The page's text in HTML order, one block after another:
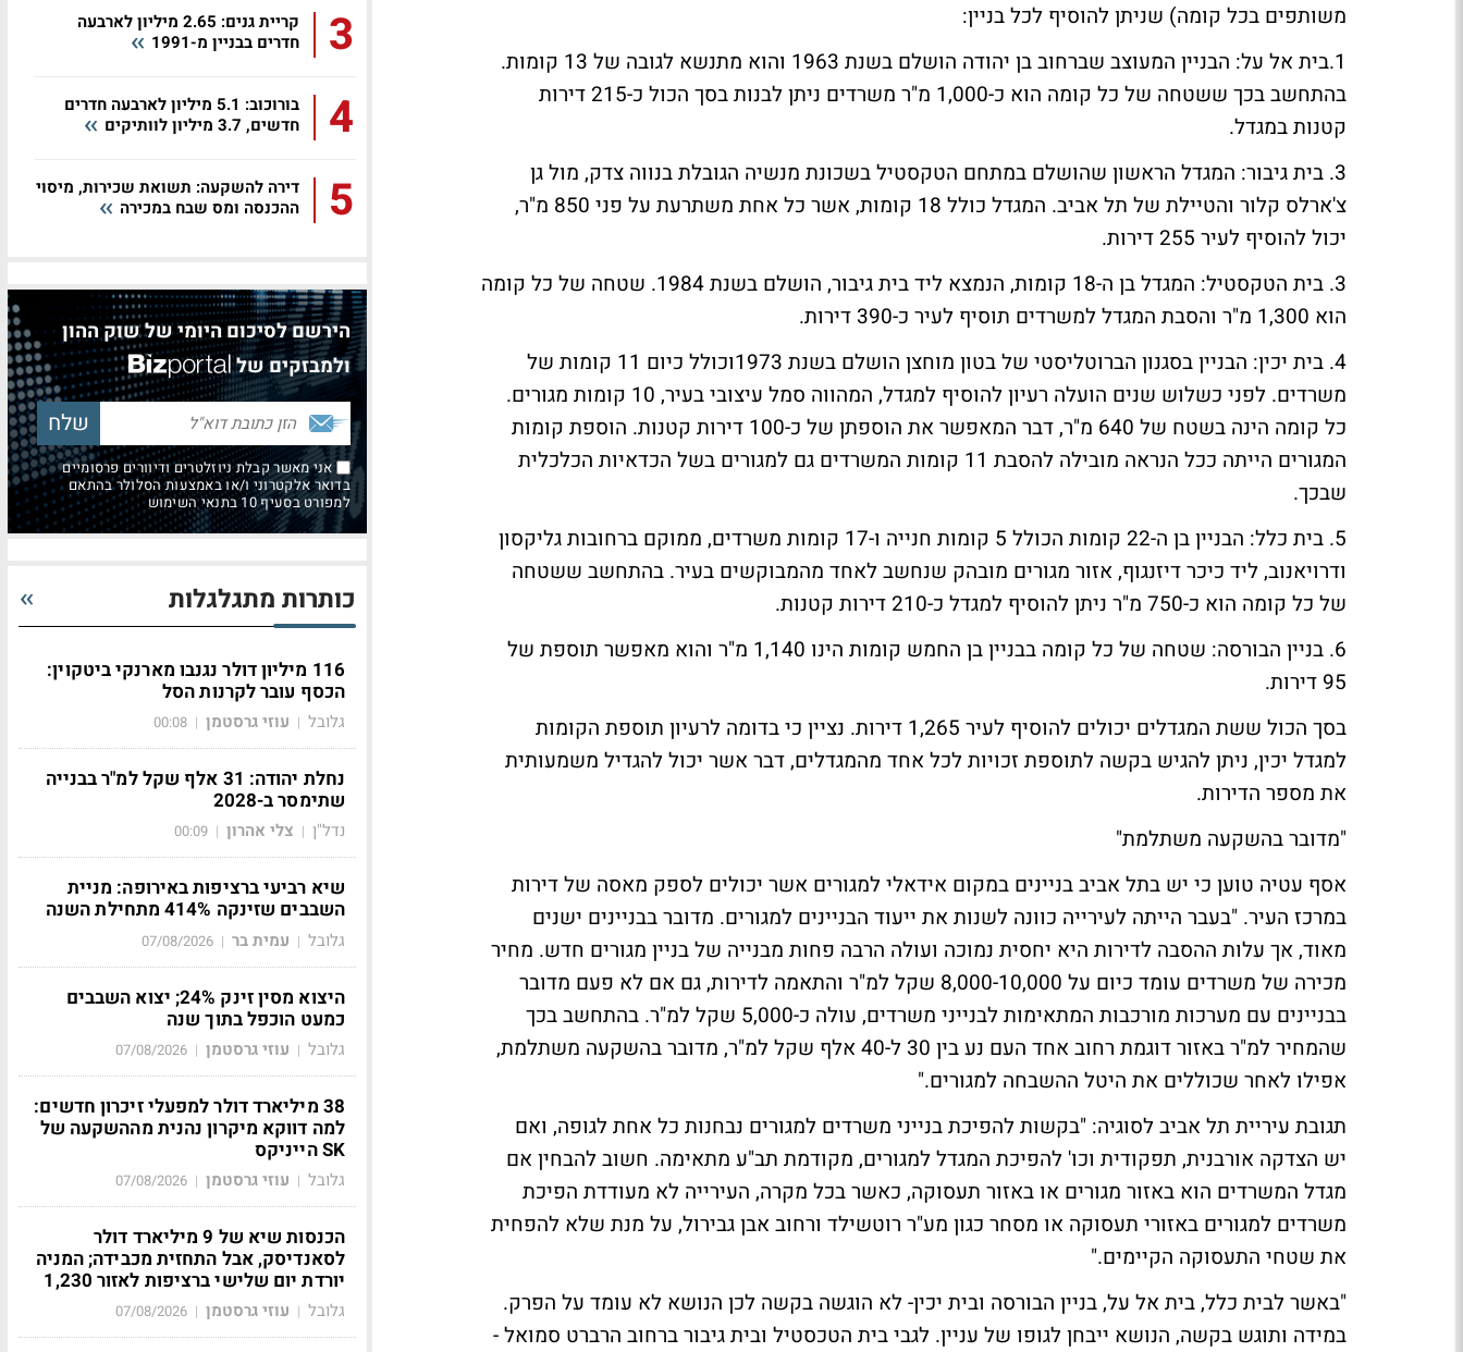
משותפים בכל קומה) שניתן להוסיף לכל בניין:
1. בית אל על
: הבניין המעוצב שברחוב בן יהודה הושלם בשנת 1963 והוא מתנשא לגובה של 13 קומות.
בהתחשב בכך ששטחה של כל קומה הוא כ-1,000 מ"ר משרדים ניתן לבנות בסך הכול כ-215 דירות
קטנות במגדל.
3. בית גיבור: המגדל הראשון שהושלם במתחם הטקסטיל בשכונת מנשיה הגובלת בנווה צדק, מול גן
צ'ארלס קלור והטיילת של תל אביב. המגדל כולל 18 קומות, אשר כל אחת משתרעת על פני 850 מ"ר,
יכול להוסיף לעיר 255 דירות.
3. בית הטקסטיל
: המגדל בן ה-18 קומות, הנמצא ליד בית גיבור, הושלם בשנת 1984. שטחה של כל קומה
הוא 1,300 מ"ר והסבת המגדל למשרדים תוסיף לעיר כ-390 דירות.
4. בית יכין
: הבניין בסגנון הברוטליסטי של בטון מוחצן הושלם בשנת 1973וכולל כיום 11 קומות של
משרדים. לפני כשלוש שנים הועלה רעיון להוסיף למגדל, המהווה סמל עיצובי בעיר, 10 קומות מגורים.
כל קומה הינה בשטח של 640 מ"ר, דבר המאפשר את הוספתן של כ-100 דירות קטנות. הוספת קומות
המגורים הייתה ככל הנראה מובילה להסבת 11 קומות המשרדים גם למגורים בשל הכדאיות הכלכלית
שבכך.
5. בית כלל
: הבניין בן ה-22 קומות הכולל 5 קומות חנייה ו-17 קומות משרדים, ממוקם ברחובות גליקסון
ודרויאנוב, ליד כיכר דיזנגוף, אזור מגורים מובהק שנחשב לאחד מהמבוקשים בעיר. בהתחשב ששטחה
של כל קומה הוא כ-750 מ"ר ניתן להוסיף למגדל כ-210 דירות קטנות.
6. בניין הבורסה
: שטחה של כל קומה בבניין בן החמש קומות הינו 1,140 מ"ר והוא מאפשר תוספת של
95 דירות.
בסך הכול ששת המגדלים יכולים להוסיף לעיר 1,265 דירות. נציין כי בדומה לרעיון תוספת הקומות
למגדל יכין, ניתן להגיש בקשה לתוספת זכויות לכל אחד מהמגדלים, דבר אשר יכול להגדיל משמעותית
את מספר הדירות.
"מדובר בהשקעה משתלמת"
אסף עטיה טוען כי יש בתל אביב בניינים במקום אידאלי למגורים אשר יכולים לספק מאסה של דירות
במרכז העיר. "בעבר הייתה לעירייה כוונה לשנות את ייעוד הבניינים למגורים. מדובר בבניינים ישנים
מאוד, אך עלות ההסבה לדירות היא יחסית נמוכה ועולה הרבה פחות מבנייה של בניין מגורים חדש. מחיר
מכירה של משרדים עומד כיום על 8,000-10,000 שקל למ"ר והתאמה לדירות, גם אם לא פעם מדובר
בבניינים עם מערכות מורכבות המתאימות לבנייני משרדים, עולה כ-5,000 שקל למ"ר. בהתחשב בכך
שהמחיר למ"ר באזור דוגמת רחוב אחד העם נע בין 30 ל-40 אלף שקל למ"ר, מדובר בהשקעה משתלמת,
אפילו לאחר שכוללים את היטל ההשבחה למגורים."
תגובת עיריית תל אביב לסוגיה: "בקשות להפיכת בנייני משרדים למגורים נבחנות כל אחת לגופה, ואם
יש הצדקה אורבנית, תפקודית וכו' להפיכת המגדל למגורים, מקודמת תב"ע מתאימה. חשוב להבחין אם
מגדל המשרדים הוא באזור מגורים או באזור תעסוקה, כאשר בכל מקרה, העירייה לא מעודדת הפיכת
משרדים למגורים באזורי תעסוקה או מסחר כגון מע"ר רוטשילד ורחוב אבן גבירול, על מנת שלא להפחית
את שטחי התעסוקה הקיימים."
"באשר לבית כלל, בית אל על, בניין הבורסה ובית יכין- לא הוגשה בקשה לכן הנושא לא עומד על הפרק.
במידה ותוגש בקשה, הנושא ייבחן לגופו של עניין. לגבי בית הטכסטיל ובית גיבור ברחוב הרברט סמואל -
3
קריית גנים: 2.65 מיליון לארבעה
חדרים בבניין מ-1991
4
בורוכוב: 5.1 מיליון לארבעה חדרים
חדשים, 3.7 מיליון לוותיקים
5
דירה להשקעה: תשואת שכירות, מיסוי
ההכנסה ומס שבח במכירה
הירשם לסיכום היומי של שוק ההון
ולמבזקים של
אני מאשר קבלת ניוזלטרים ודיוורים פרסומיים
בדואר אלקטרוני ו/או באמצעות הסלולר בהתאם
למפורט בסעיף 10 בתנאי השימוש
כותרות מתגלגלות
116 מיליון דולר נגנבו מארנקי ביטקוין:
הכסף עובר לקרנות הסל
גלובל | עוזי גרסטמן |
00:08
נחלת יהודה: 31 אלף שקל למ"ר בבנייה
שתימסר ב-2028
נדל"ן | צלי אהרון |
00:09
שיא רביעי ברציפות באירופה: מניית
השבבים שזינקה 414% מתחילת השנה
גלובל | עמית בר |
07/08/2026
היצוא מסין זינק 24%; יצוא השבבים
כמעט הוכפל בתוך שנה
גלובל | עוזי גרסטמן |
07/08/2026
38 מיליארד דולר למפעלי זיכרון חדשים:
למה דווקא מיקרון נהנית מההשקעה של
SK הייניקס
גלובל | עוזי גרסטמן |
07/08/2026
הכנסות שיא של 9 מיליארד דולר
לסאנדיסק, אבל התחזית מכבידה; המניה
יורדת יום שלישי ברציפות לאזור 1,230
גלובל | עוזי גרסטמן |
07/08/2026